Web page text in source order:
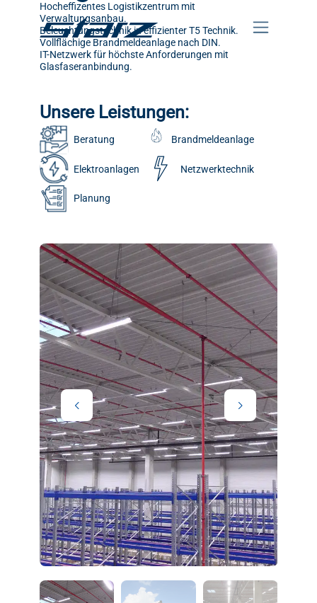
Hocheffizentes Logistikzentrum mit
Verwaltungsanbau.
Beleuchtungstechnik in effizienter T5 Technik.
Vollflächige Brandmeldeanlage nach DIN.
IT-Netzwerk für höchste Anforderungen mit
Glasfaseranbindung.
Unsere Leistungen:
Beratung Brandmeldeanlage
Elektroanlagen Netzwerktechnik
Planung